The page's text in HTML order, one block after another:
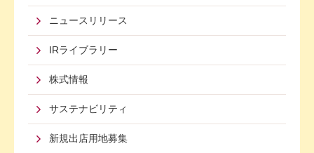
Third
ニュースリリース
IRライブラリー
株式情報
サステナビリティ
新規出店用地募集